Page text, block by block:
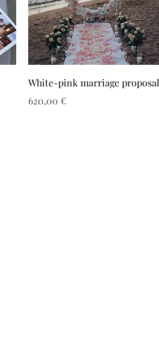
White-pink marriage proposal
Τιμή
620,00 €